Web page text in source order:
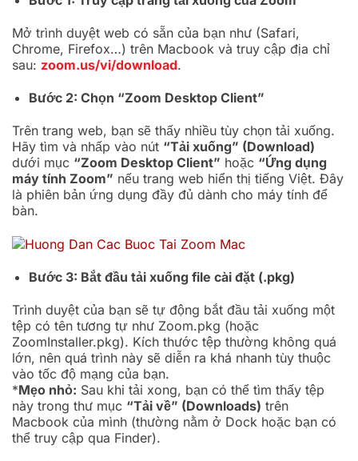
Mở trình duyệt web có sẵn của bạn như (Safari,
Chrome, Firefox…) trên Macbook và truy cập địa chỉ
sau: zoom.us/vi/download.
Bước 2: Chọn “Zoom Desktop Client”
Trên trang web, bạn sẽ thấy nhiều tùy chọn tải xuống.
Hãy tìm và nhấp vào nút “Tải xuống” (Download)
dưới mục “Zoom Desktop Client” hoặc “Ứng dụng
máy tính Zoom” nếu trang web hiển thị tiếng Việt. Đây
là phiên bản ứng dụng đầy đủ dành cho máy tính để
bàn.
Bước 3: Bắt đầu tải xuống file cài đặt (.pkg)
Trình duyệt của bạn sẽ tự động bắt đầu tải xuống một
tệp có tên tương tự như Zoom.pkg (hoặc
ZoomInstaller.pkg). Kích thước tệp thường không quá
lớn, nên quá trình này sẽ diễn ra khá nhanh tùy thuộc
vào tốc độ mạng của bạn.
*Mẹo nhỏ: Sau khi tải xong, bạn có thể tìm thấy tệp
này trong thư mục “Tải về” (Downloads) trên
Macbook của mình (thường nằm ở Dock hoặc bạn có
thể truy cập qua Finder).